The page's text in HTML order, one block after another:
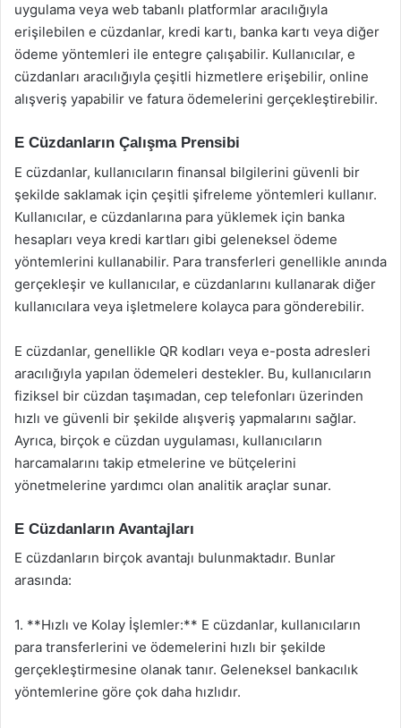
uygulama veya web tabanlı platformlar aracılığıyla
erişilebilen e cüzdanlar, kredi kartı, banka kartı veya diğer
ödeme yöntemleri ile entegre çalışabilir. Kullanıcılar, e
cüzdanları aracılığıyla çeşitli hizmetlere erişebilir, online
alışveriş yapabilir ve fatura ödemelerini gerçekleştirebilir.
E Cüzdanların Çalışma Prensibi
E cüzdanlar, kullanıcıların finansal bilgilerini güvenli bir
şekilde saklamak için çeşitli şifreleme yöntemleri kullanır.
Kullanıcılar, e cüzdanlarına para yüklemek için banka
hesapları veya kredi kartları gibi geleneksel ödeme
yöntemlerini kullanabilir. Para transferleri genellikle anında
gerçekleşir ve kullanıcılar, e cüzdanlarını kullanarak diğer
kullanıcılara veya işletmelere kolayca para gönderebilir.
E cüzdanlar, genellikle QR kodları veya e-posta adresleri
aracılığıyla yapılan ödemeleri destekler. Bu, kullanıcıların
fiziksel bir cüzdan taşımadan, cep telefonları üzerinden
hızlı ve güvenli bir şekilde alışveriş yapmalarını sağlar.
Ayrıca, birçok e cüzdan uygulaması, kullanıcıların
harcamalarını takip etmelerine ve bütçelerini
yönetmelerine yardımcı olan analitik araçlar sunar.
E Cüzdanların Avantajları
E cüzdanların birçok avantajı bulunmaktadır. Bunlar
arasında:
1. **Hızlı ve Kolay İşlemler:** E cüzdanlar, kullanıcıların
para transferlerini ve ödemelerini hızlı bir şekilde
gerçekleştirmesine olanak tanır. Geleneksel bankacılık
yöntemlerine göre çok daha hızlıdır.